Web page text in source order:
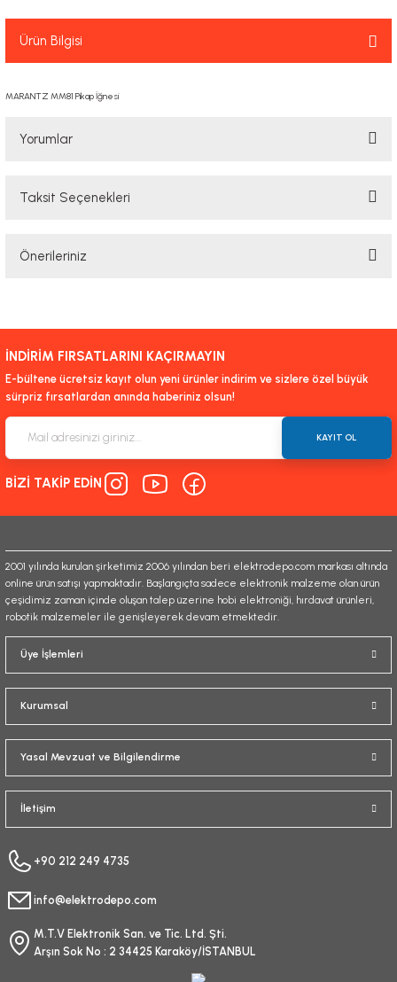
Ürün Bilgisi
MARANTZ MM81 Pikap İğnesi
Yorumlar
Taksit Seçenekleri
Önerileriniz
yetersiz gördüğünüz noktaları öneri formunu kullanarak tarafımıza
iletebilirsiniz.
Görüş ve önerileriniz için teşekkür ederiz.
Ürün açıklamasında eksik bilgiler bulunuyor.
Ürün bilgilerinde hatalar bulunuyor.
Ürün fiyatı diğer sitelerden daha pahalı.
Gönder
İNDİRİM FIRSATLARINI KAÇIRMAYIN
E-bültene ücretsiz kayıt olun yeni ürünler indirim ve sizlere özel büyük
sürpriz fırsatlardan anında haberiniz olsun!
KAYIT OL
BİZİ TAKİP EDİN
2001 yılında kurulan şirketimiz 2006 yılından beri elektrodepo.com markası altında
online ürün satışı yapmaktadır. Başlangıçta sadece elektronik malzeme olan ürün
çeşidimiz zaman içinde oluşan talep üzerine hobi elektroniği, hırdavat ürünleri,
robotik malzemeler ile genişleyerek devam etmektedir.
Üye İşlemleri
Kurumsal
Yasal Mevzuat ve Bilgilendirme
İletişim
+90 212 249 4735
info@elektrodepo.com
M.T.V Elektronik San. ve Tic. Ltd. Şti.
Arşın Sok No : 2 34425 Karaköy/İSTANBUL